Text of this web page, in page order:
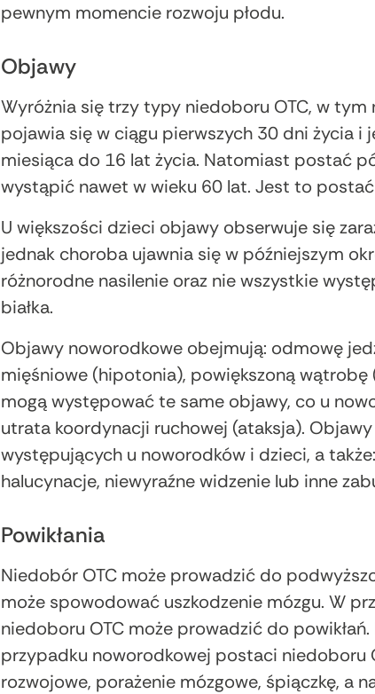
pewnym momencie rozwoju płodu.
Objawy
Wyróżnia się trzy typy niedoboru OTC, w
pojawia się w ciągu pierwszych 30 dni życia
miesiąca do 16 lat życia. Natomiast postać
wystąpić nawet w wieku 60 lat. Jest to postać
U większości dzieci objawy obserwuje się
jednak choroba ujawnia się w późniejszym
różnorodne nasilenie oraz nie wszystkie
białka.
Objawy noworodkowe obejmują: odmowę
mięśniowe (hipotonia), powiększoną
mogą występować te same objawy, co u
utrata koordynacji ruchowej (ataksja).
występujących u noworodków i dzieci, a
halucynacje, niewyraźne widzenie lub inne
Powikłania
Niedobór OTC może prowadzić do
może spowodować uszkodzenie mózgu. W
niedoboru OTC może prowadzić do
przypadku noworodkowej postaci niedoboru
rozwojowe, porażenie mózgowe, śpiączkę, a